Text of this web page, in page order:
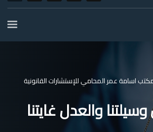
اسامة عمر المحامي للإستشارات القانونية
والعدل غايتنا